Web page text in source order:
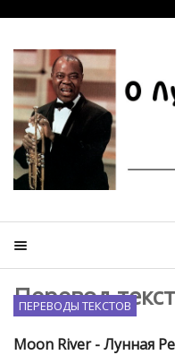
Перевод
ПЕРЕВОДЫ ТЕКСТОВ
Moon River - Лунная